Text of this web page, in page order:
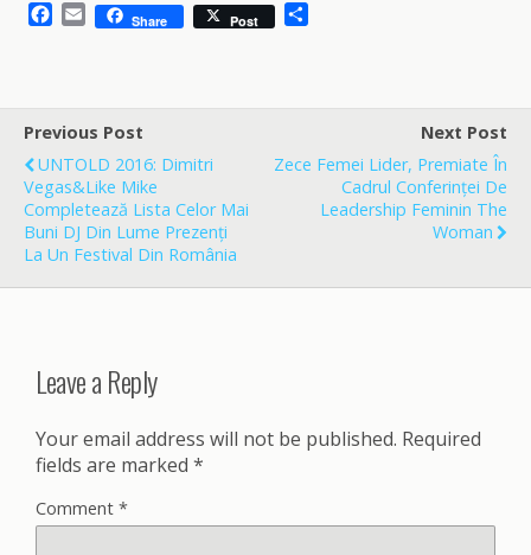
b
o
o
k
E
l
Share Post
e
Previous Post
UNTOLD 2016: Dimitri
Vegas&Like Mike
Completează Lista Celor Mai
Buni DJ Din Lume Prezenți
La Un Festival Din România
Next Post
Zece Femei Lider, Premiate În
Cadrul Conferinței De
Leadership Feminin The
Woman
Leave a Reply
Your email address will not be published. Required
fields are marked *
Comment *